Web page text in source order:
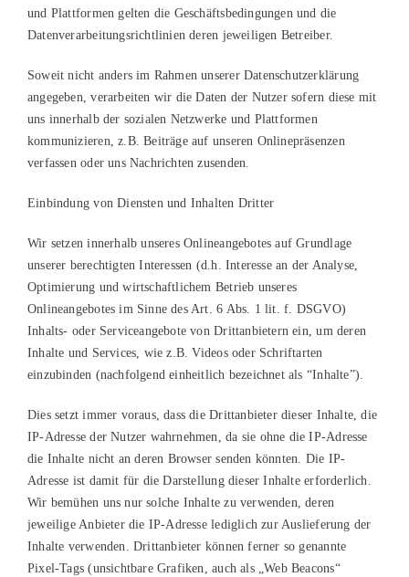
und Plattformen gelten die Geschäftsbedingungen und die
Datenverarbeitungsrichtlinien deren jeweiligen Betreiber.
Soweit nicht anders im Rahmen unserer Datenschutzerklärung
angegeben, verarbeiten wir die Daten der Nutzer sofern diese mit
uns innerhalb der sozialen Netzwerke und Plattformen
kommunizieren, z.B. Beiträge auf unseren Onlinepräsenzen
verfassen oder uns Nachrichten zusenden.
Einbindung von Diensten und Inhalten Dritter
Wir setzen innerhalb unseres Onlineangebotes auf Grundlage
unserer berechtigten Interessen (d.h. Interesse an der Analyse,
Optimierung und wirtschaftlichem Betrieb unseres
Onlineangebotes im Sinne des Art. 6 Abs. 1 lit. f. DSGVO)
Inhalts- oder Serviceangebote von Drittanbietern ein, um deren
Inhalte und Services, wie z.B. Videos oder Schriftarten
einzubinden (nachfolgend einheitlich bezeichnet als “Inhalte”).
Dies setzt immer voraus, dass die Drittanbieter dieser Inhalte, die
IP-Adresse der Nutzer wahrnehmen, da sie ohne die IP-Adresse
die Inhalte nicht an deren Browser senden könnten. Die IP-
Adresse ist damit für die Darstellung dieser Inhalte erforderlich.
Wir bemühen uns nur solche Inhalte zu verwenden, deren
jeweilige Anbieter die IP-Adresse lediglich zur Auslieferung der
Inhalte verwenden. Drittanbieter können ferner so genannte
Pixel-Tags (unsichtbare Grafiken, auch als „Web Beacons“